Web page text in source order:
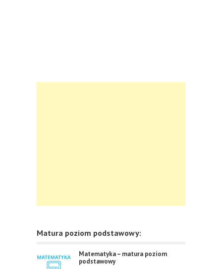
Matura poziom podstawowy:
Matematyka – matura poziom
podstawowy